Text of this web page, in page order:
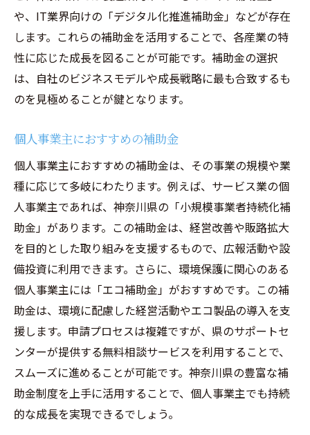
や、IT業界向けの「デジタル化推進補助金」などが存在
します。これらの補助金を活用することで、各産業の特
性に応じた成長を図ることが可能です。補助金の選択
は、自社のビジネスモデルや成長戦略に最も合致するも
のを見極めることが鍵となります。
個人事業主におすすめの補助金
個人事業主におすすめの補助金は、その事業の規模や業
種に応じて多岐にわたります。例えば、サービス業の個
人事業主であれば、神奈川県の「小規模事業者持続化補
助金」があります。この補助金は、経営改善や販路拡大
を目的とした取り組みを支援するもので、広報活動や設
備投資に利用できます。さらに、環境保護に関心のある
個人事業主には「エコ補助金」がおすすめです。この補
助金は、環境に配慮した経営活動やエコ製品の導入を支
援します。申請プロセスは複雑ですが、県のサポートセ
ンターが提供する無料相談サービスを利用することで、
スムーズに進めることが可能です。神奈川県の豊富な補
助金制度を上手に活用することで、個人事業主でも持続
的な成長を実現できるでしょう。